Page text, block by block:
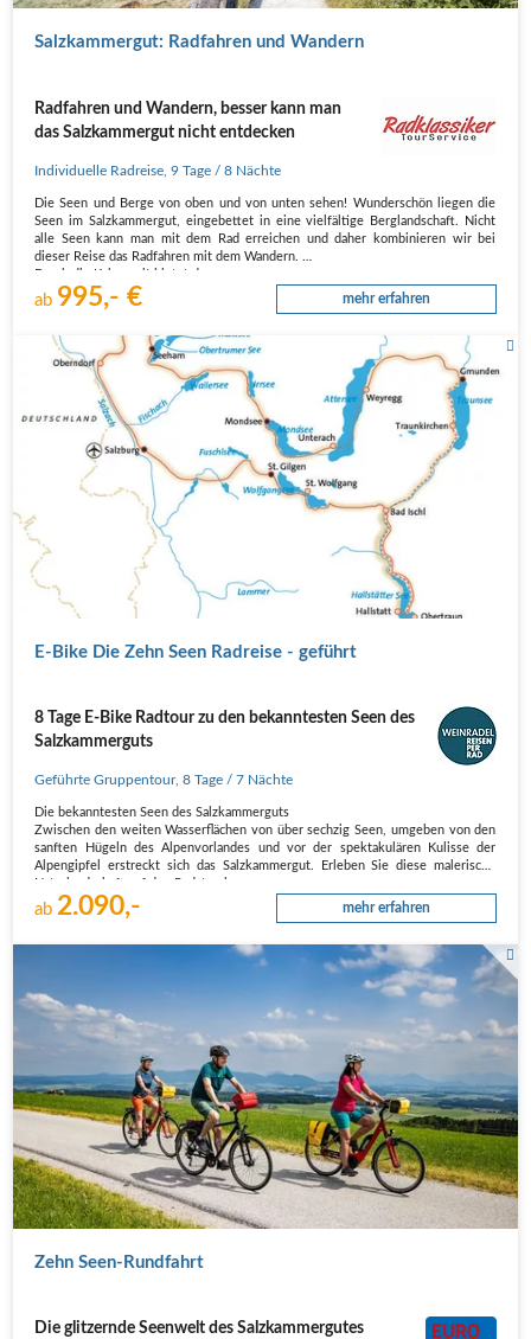
Salzkammergut: Radfahren und Wandern
Radfahren und Wandern, besser kann man
das Salzkammergut nicht entdecken
Individuelle Radreise ,9 Tage / 8 Nächte
Die Seen und Berge von oben und von unten sehen! Wunderschön liegen die
Seen im Salzkammergut, eingebettet in eine vielfältige Berglandschaft. Nicht
alle Seen kann man mit dem Rad erreichen und daher kombinieren wir bei
dieser Reise das Radfahren mit dem Wandern.
ab 995,- € mehr erfahren
E-Bike Die Zehn Seen Radreise - geführt
8 Tage E-Bike Radtour zu den bekanntesten Seen des
Salzkammerguts
Geführte Gruppentour,8 Tage / 7 Nächte
Die bekanntesten Seen des Salzkammerguts
Zwischen den weiten Wasserflächen von über sechzig Seen, umgeben von den
sanften Hügeln des Alpenvorlandes und vor der spektakulären Kulisse der
Alpengipfel erstreckt sich das Salzkammergut. Erleben Sie diese malerische
ab2.090,- mehr erfahren
Radfahrer mit Panoramablick auf das Seengebiet
Zehn Seen-Rundfahrt
Die glitzernde Seenwelt des Salzkammergutes